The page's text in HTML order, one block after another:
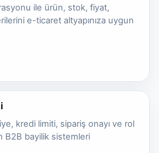
ile ürün, stok, fiyat,
e-ticaret altyapınıza uygun
kredi limiti, sipariş onayı ve rol
B2B bayilik sistemleri